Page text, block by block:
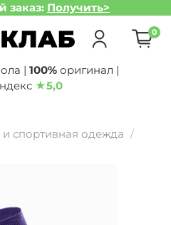
заказ: Получить>
0
| 100% оригинал |
★5,0
спортивная одежда